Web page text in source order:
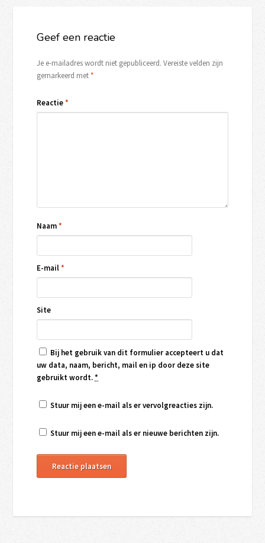
Geef een reactie
Je e-mailadres wordt niet gepubliceerd. Vereiste velden zijn
gemarkeerd met*
Reactie*
Naam*
E-mail*
Site
Bij het gebruik van dit formulier accepteert u dat
uw data, naam, bericht, mail en ip door deze site
gebruikt wordt.*
Stuur mij een e-mail als er vervolgreacties zijn.
Stuur mij een e-mail als er nieuwe berichten zijn.